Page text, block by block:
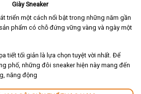
Giày Sneaker
triển một cách nổi bật trong những năm gần
phẩm có chỗ đứng vững vàng và ngày một
tiết tối giản là lựa chọn tuyệt vời nhất. Để
phố, những đôi sneaker hiện này mang đến
năng động